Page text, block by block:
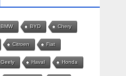
BMW BYD Chery
Citroen Fiat
Geely Haval Honda